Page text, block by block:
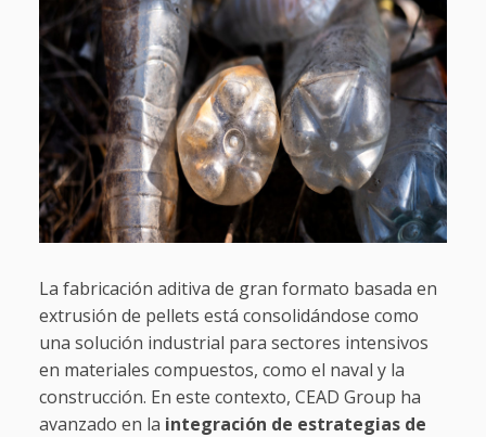
La fabricación aditiva de gran formato basada en
extrusión de pellets está consolidándose como
una solución industrial para sectores intensivos
en materiales compuestos, como el naval y la
construcción. En este contexto, CEAD Group ha
avanzado en la integración de estrategias de